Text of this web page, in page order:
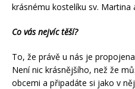
krásnému kostelíku sv. Martina
Co vás nejvíc těší?
To, že právě u nás je
Není nic krásnějšího, než že
obcemi a připadáte si jako v